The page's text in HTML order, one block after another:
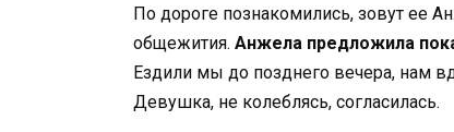
По дороге познакомились, зовут ее
общежития. Анжела предложила
Ездили мы до позднего вечера, нам
Девушка, не колеблясь, согласилась.